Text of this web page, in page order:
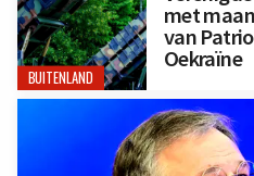
BUITENLAND
met
van
Oekraïne